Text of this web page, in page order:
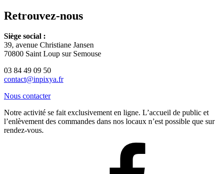
Retrouvez-nous
Siège social :
39, avenue Christiane Jansen
70800 Saint Loup sur Semouse
03 84 49 09 50
contact@inpixya.fr
Nous contacter
Notre activité se fait exclusivement en ligne. L’accueil de public et
l’enlèvement des commandes dans nos locaux n’est possible que sur
rendez-vous.